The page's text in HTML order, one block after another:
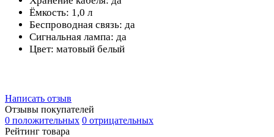
Ёмкость: 1,0 л
Беспроводная связь: да
Сигнальная лампа: да
Цвет: матовый белый
Написать отзыв
Отзывы покупателей
0 положительных 0 отрицательных
Рейтинг товара